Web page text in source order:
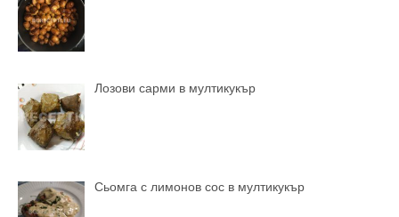
Лозови сарми в мултикукър
Сьомга с лимонов сос в мултикукър